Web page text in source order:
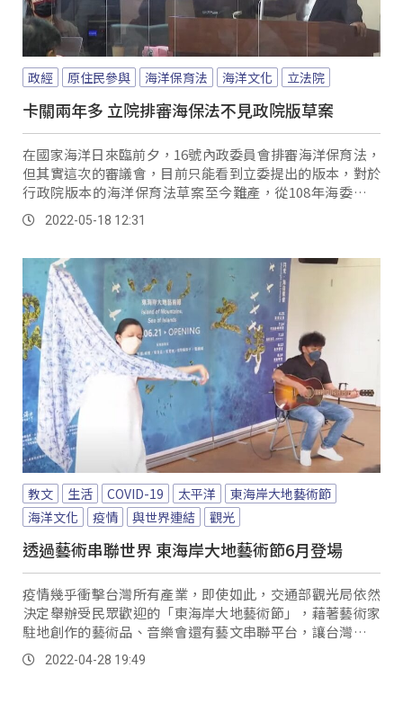
政經 原住民參與 海洋保育法 海洋文化 立法院
卡關兩年多 立院排審海保法不見政院版草案
在國家海洋日來臨前夕，16號內政委員會排審海洋保育法，
但其實這次的審議會，目前只能看到立委提出的版本，對於
行政院版本的海洋保育法草案至今難產，從108年海委會公
告制定海洋保育法，隔年陳報行政院審議，過了兩年多的時
間，卻遲遲送不進立法院，也讓自家立委大動肝火表達不
2022-05-18 12:31
教文 生活 COVID-19 太平洋
東海岸大地藝術節
海洋文化
疫情 與世界連結 觀光
透過藝術串聯世界 東海岸大地藝術節6月登場
疫情幾乎衝擊台灣所有產業，即使如此，交通部觀光局依然
決定舉辦受民眾歡迎的「東海岸大地藝術節」，藉著藝術家
駐地創作的藝術品、音樂會還有藝文串聯平台，讓台灣民眾
能以此療癒身心靈，同時在跟疫情共處情況下，反思自己的
生活，以及與大自然間的關係。
2022-04-28 19:49